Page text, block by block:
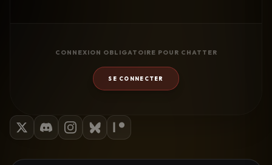
CONNEXION OBLIGATOIRE POUR CHATTER
SE CONNECTER